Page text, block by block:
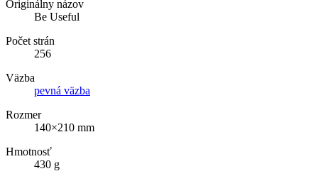
Originálny názov
Be Useful
Počet strán
256
Väzba
pevná väzba
Rozmer
140×210 mm
Hmotnosť
430 g